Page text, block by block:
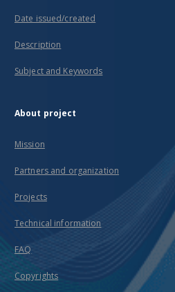
Date issued/created
Description
Subject and Keywords
About project
Mission
Partners and organization
Projects
Technical information
FAQ
Copyrights